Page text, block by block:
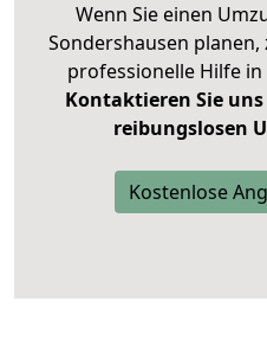
Wenn Sie einen
Sondershausen
professionelle Hilfe
Kontaktieren Sie
reibungslosen
Kostenlose